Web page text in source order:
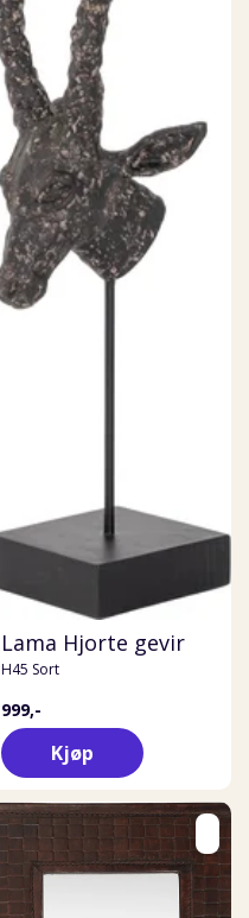
Lama Hjorte gevir
H45 Sort
999,-
Kjøp